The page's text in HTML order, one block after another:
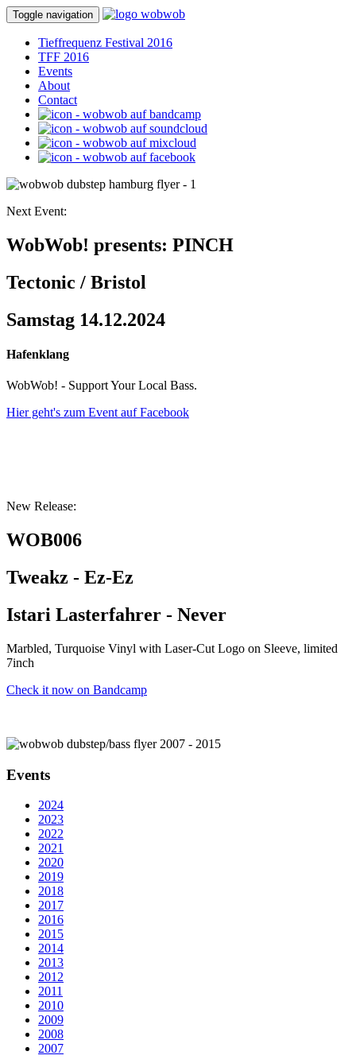
Toggle navigation
Tieffrequenz Festival 2016
TFF 2016
Events
About
Contact
Next Event:
WobWob! presents: PINCH
Tectonic / Bristol
Samstag 14.12.2024
Hafenklang
WobWob! - Support Your Local Bass.
Hier geht's zum Event auf Facebook
New Release:
WOB006
Tweakz - Ez-Ez
Istari Lasterfahrer - Never
Marbled, Turquoise Vinyl with Laser-Cut Logo on Sleeve, limited
7inch
Check it now on Bandcamp
Events
2024
2023
2022
2021
2020
2019
2018
2017
2016
2015
2014
2013
2012
2011
2010
2009
2008
2007